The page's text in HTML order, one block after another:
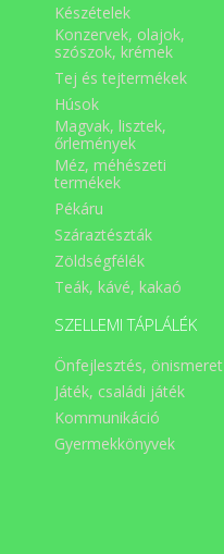
Készételek
Konzervek, olajok,
szószok, krémek
Tej és tejtermékek
Húsok
Magvak, lisztek,
őrlemények
Méz, méhészeti
termékek
Pékáru
Száraztészták
Zöldségfélék
Teák, kávé, kakaó
SZELLEMI TÁPLÁLÉK
Önfejlesztés, önismeret
Játék, családi játék
Kommunikáció
Gyermekkönyvek